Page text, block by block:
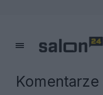
Komentarze